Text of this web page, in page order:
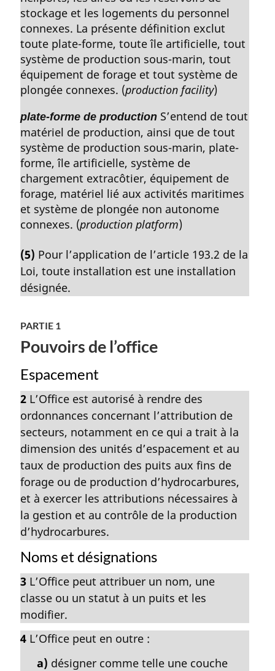
stockage et les logements du personnel
connexes. La présente définition exclut
toute plate-forme, toute île artificielle, tout
système de production sous-marin, tout
équipement de forage et tout système de
plongée connexes. (production facility)
plate-forme de production S’entend de tout
matériel de production, ainsi que de tout
système de production sous-marin, plate-
forme, île artificielle, système de
chargement extracôtier, équipement de
forage, matériel lié aux activités maritimes
et système de plongée non autonome
connexes. (production platform)
(5) Pour l’application de l’article 193.2 de la
Loi, toute installation est une installation
désignée.
PARTIE 1
Pouvoirs de l’office
Espacement
2 L’Office est autorisé à rendre des
ordonnances concernant l’attribution de
secteurs, notamment en ce qui a trait à la
dimension des unités d’espacement et au
taux de production des puits aux fins de
forage ou de production d’hydrocarbures,
et à exercer les attributions nécessaires à
la gestion et au contrôle de la production
d’hydrocarbures.
Noms et désignations
3 L’Office peut attribuer un nom, une
classe ou un statut à un puits et les
modifier.
4 L’Office peut en outre :
a) désigner comme telle une couche